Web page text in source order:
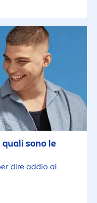
sono le
dire addio ai